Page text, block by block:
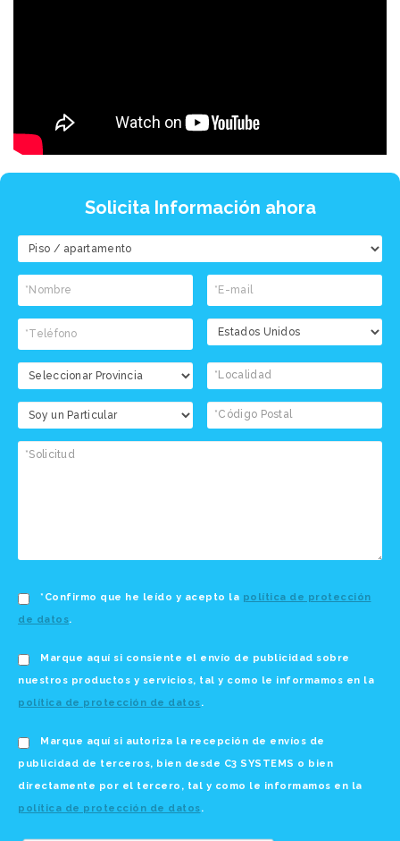
Solicita Información ahora
*Confirmo que he leído y acepto la política de protección
de datos.
Marque aquí si consiente el envío de publicidad sobre
nuestros productos y servicios, tal y como le informamos en la
política de protección de datos.
Marque aquí si autoriza la recepción de envíos de
publicidad de terceros, bien desde C3 SYSTEMS o bien
directamente por el tercero, tal y como le informamos en la
política de protección de datos.